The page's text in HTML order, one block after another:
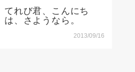
てれび君、こんにち
は、さようなら。
2013/09/16